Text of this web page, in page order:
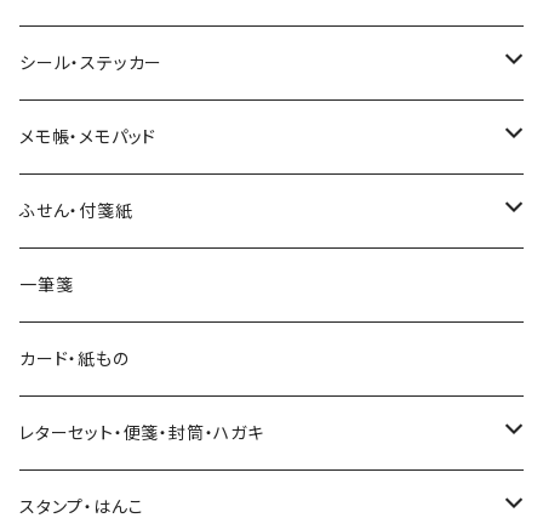
ヨハク
和紙
透明クリア
Hutte paper works （プロペラスタジオ）
ネクタイ
透明クリアテープ
柄・モチーフで選ぶ（マステ）
いちご・ストロベリー
フルーツ・野菜
マインドウェイブ
水縞
シール・ステッカー
フレークシール
パピアプラッツ（作家もの）
ヨハク
ステッカーシール
マインドウェイブ
田村美紀
立体シール
メモ帳・メモパッド
ヨハク
HUTTE PAPER WORKS
表現社（作家もの）
星燈社
古川紙工
ふせん・付箋紙
ヨハク
HUTTE PAPER WORKS
古川紙工
表現社（作家もの）
一筆箋
カード・紙もの
レターセット・便箋・封筒・ハガキ
古川紙工
スタンプ・はんこ